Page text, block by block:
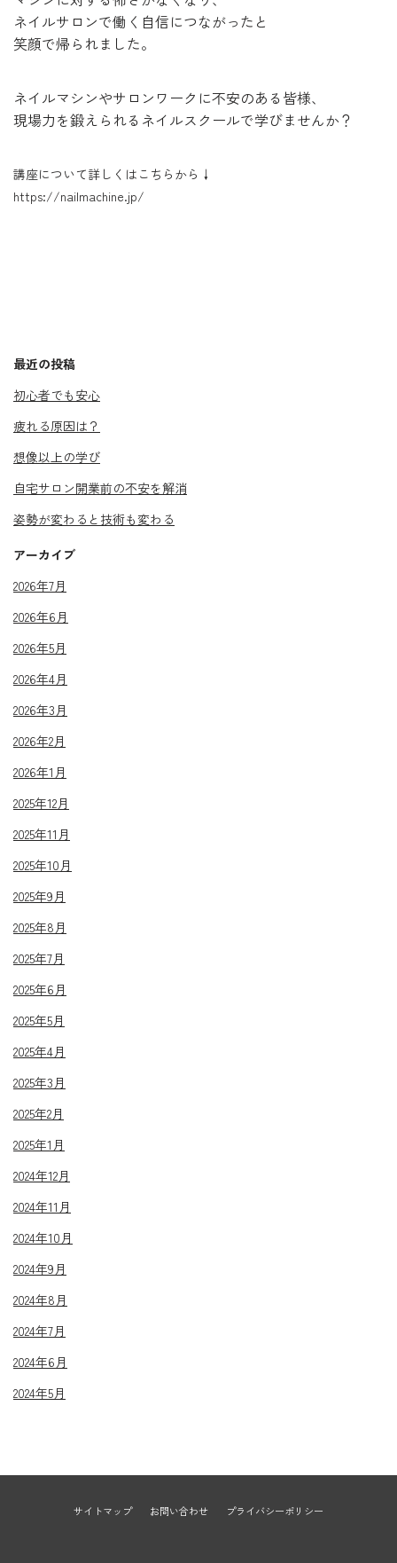
ネイルサロンで働く自信につながったと
笑顔で帰られました。
ネイルマシンやサロンワークに不安のある皆様、
現場力を鍛えられるネイルスクールで学びませんか？
講座について詳しくはこちらから↓
https://nailmachine.jp/
最近の投稿
初心者でも安心
疲れる原因は？
想像以上の学び
自宅サロン開業前の不安を解消
姿勢が変わると技術も変わる
アーカイブ
2026年7月
2026年6月
2026年5月
2026年4月
2026年3月
2026年2月
2026年1月
2025年12月
2025年11月
2025年10月
2025年9月
2025年8月
2025年7月
2025年6月
2025年5月
2025年4月
2025年3月
2025年2月
2025年1月
2024年12月
2024年11月
2024年10月
2024年9月
2024年8月
2024年7月
2024年6月
2024年5月
サイトマップ お問い合わせ プライバシーポリシー